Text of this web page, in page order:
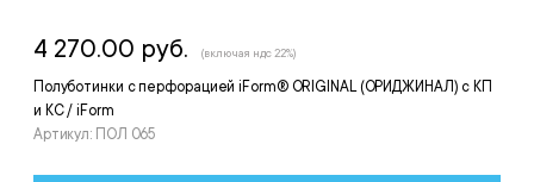
Полуботинки с перфорацией iForm® ORIGINAL (ОРИДЖИНАЛ) с КП
и КС / iForm
Артикул: ПОЛ 065
4 270.00 руб. (включая ндс 22%)